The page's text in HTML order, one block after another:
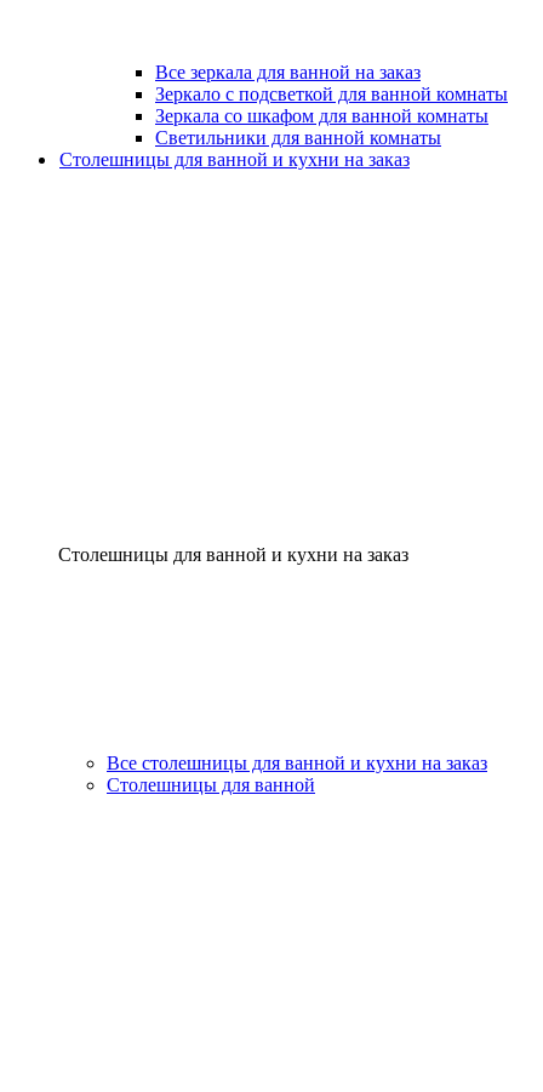
Все зеркала для ванной на заказ
Зеркало с подсветкой для ванной комнаты
Зеркала со шкафом для ванной комнаты
Светильники для ванной комнаты
Столешницы для ванной и кухни на заказ
Столешницы для ванной и кухни на заказ
Все столешницы для ванной и кухни на заказ
Столешницы для ванной